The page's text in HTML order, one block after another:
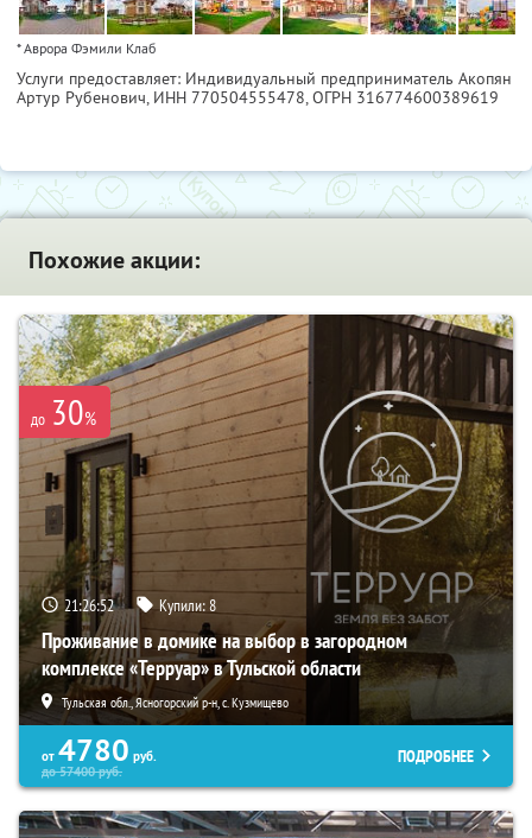
* Аврора Фэмили Клаб
Услуги предоставляет: Индивидуальный предприниматель Акопян
Артур Рубенович, ИНН 770504555478, ОГРН 316774600389619
Похожие акции:
до 30%
21:26:51 Купили:8
Проживание в домике на выбор в загородном
комплексе «Терруар» в Тульской области
Тульская обл., Ясногорский р-н, с. Кузмищево
от 4780 руб.
до57400руб.
ПОДРОБНЕЕ